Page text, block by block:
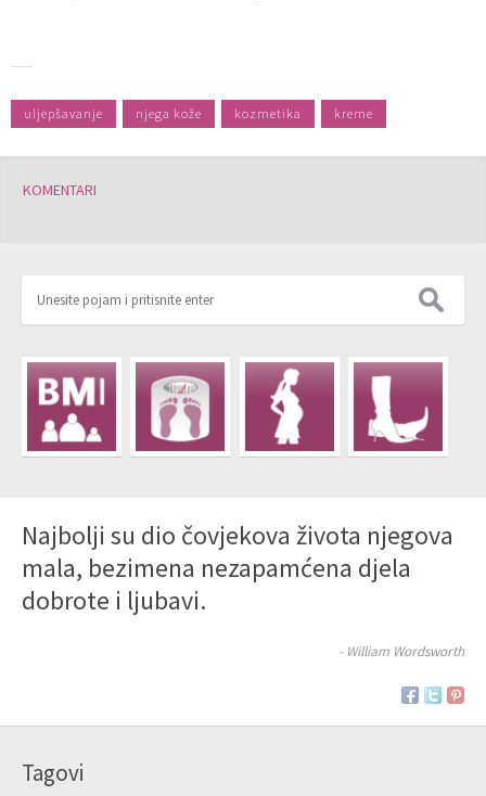
uljepšavanje njega kože kozmetika kreme
KOMENTARI
Najbolji su dio čovjekova života njegova
mala, bezimena nezapamćena djela
dobrote i ljubavi.
- William Wordsworth
Tagovi